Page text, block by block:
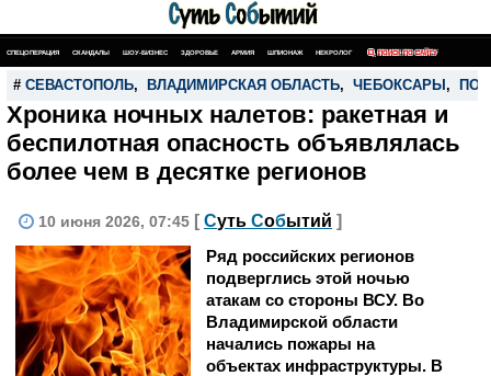
СПЕЦОПЕРАЦИЯ СКАНДАЛЫ ШОУ-БИЗНЕС ЗДОРОВЬЕ АРМИЯ ШПИОНАЖ НЕКРОЛОГ ПОИСК ПО САЙТУ
# СЕВАСТОПОЛЬ, ВЛАДИМИРСКАЯ ОБЛАСТЬ, ЧЕБОКСАРЫ ,
Хроника ночных налетов: ракетная и
беспилотная опасность объявлялась
более чем в десятке регионов
10 июня 2026, 07:45 [ Суть Событий ]
Ряд российских регионов
подверглись этой ночью
атакам со стороны ВСУ. Во
Владимирской области
начались пожары на
объектах инфраструктуры. В